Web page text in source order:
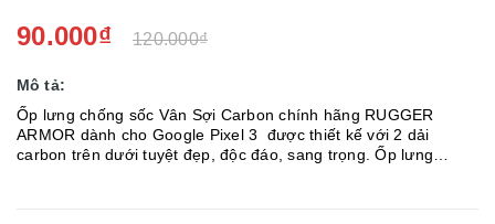
90.000₫ 120.000₫
Mô tả:
Ốp lưng chống sốc Vân Sợi Carbon chính hãng RUGGER
ARMOR dành cho Google Pixel 3 được thiết kế với 2 dải
carbon trên dưới tuyệt đẹp, độc đáo, sang trọng. Ốp lưng